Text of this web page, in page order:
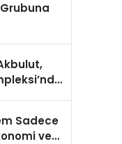
Sadece
ve